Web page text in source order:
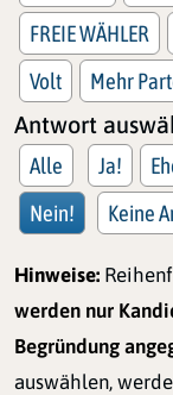
FREIE WÄHLER
Volt
Mehr
Antwort
Alle Ja!
Nein!
Keine
Hinweise:
werden nur
Begründung
auswählen,